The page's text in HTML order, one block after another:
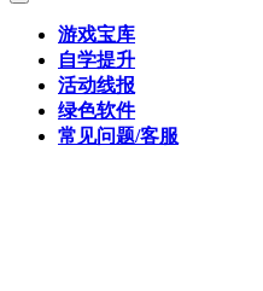
游戏宝库
自学提升
活动线报
绿色软件
常见问题/客服